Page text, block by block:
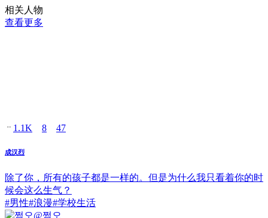
相关人物
查看更多
1.1K 8 47
成汉烈
除了你，所有的孩子都是一样的。但是为什么我只看着你的时
候会这么生气？
#男性#浪漫#学校生活
@쩜오